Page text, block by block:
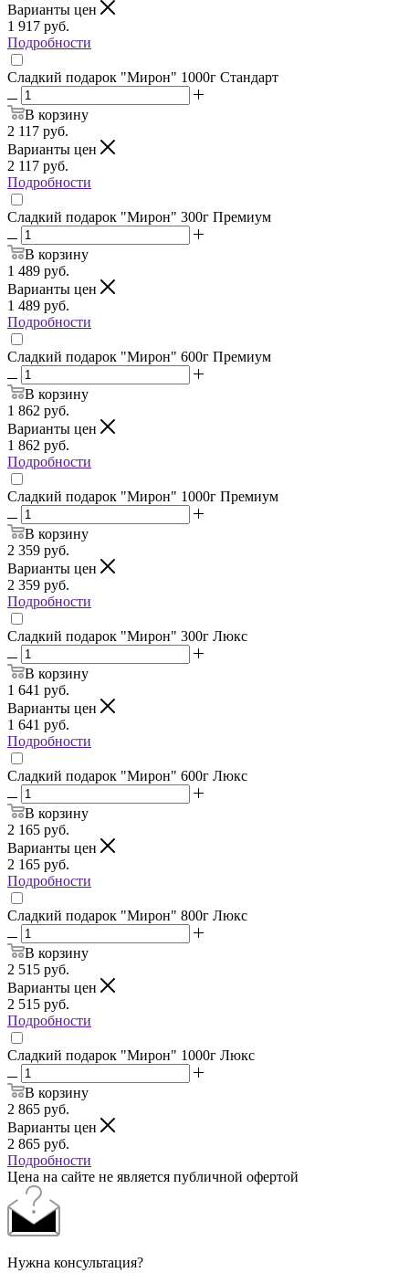
Варианты цен
1 917 руб.
Подробности
Сладкий подарок "Мирон" 1000г Стандарт
В корзину
2 117 руб.
Варианты цен
2 117 руб.
Подробности
Сладкий подарок "Мирон" 300г Премиум
В корзину
1 489 руб.
Варианты цен
1 489 руб.
Подробности
Сладкий подарок "Мирон" 600г Премиум
В корзину
1 862 руб.
Варианты цен
1 862 руб.
Подробности
Сладкий подарок "Мирон" 1000г Премиум
В корзину
2 359 руб.
Варианты цен
2 359 руб.
Подробности
Сладкий подарок "Мирон" 300г Люкс
В корзину
1 641 руб.
Варианты цен
1 641 руб.
Подробности
Сладкий подарок "Мирон" 600г Люкс
В корзину
2 165 руб.
Варианты цен
2 165 руб.
Подробности
Сладкий подарок "Мирон" 800г Люкс
В корзину
2 515 руб.
Варианты цен
2 515 руб.
Подробности
Сладкий подарок "Мирон" 1000г Люкс
В корзину
2 865 руб.
Варианты цен
2 865 руб.
Подробности
Цена на сайте не является публичной офертой
Нужна консультация?